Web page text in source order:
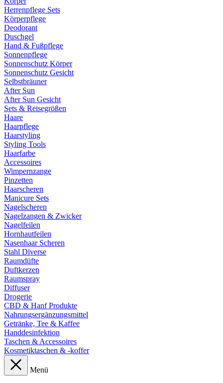
Herrenpflege Sets
Körperpflege
Deodorant
Duschgel
Hand & Fußpflege
Sonnenpflege
Sonnenschutz Körper
Sonnenschutz Gesicht
Selbstbräuner
After Sun
After Sun Gesicht
Sets & Reisegrößen
Haare
Haarpflege
Haarstyling
Styling Tools
Haarfarbe
Accessoires
Wimpernzange
Pinzetten
Haarscheren
Manicure Sets
Nagelscheren
Nagelzangen & Zwicker
Nagelfeilen
Hornhautfeilen
Nasenhaar Scheren
Stahl Diverse
Raumdüfte
Duftkerzen
Raumspray
Diffuser
Drogerie
CBD & Hanf Produkte
Nahrungsergänzungsmittel
Getränke, Tee & Kaffee
Handdesinfektion
Taschen & Accessoires
Kosmetiktaschen & -koffer
Menü